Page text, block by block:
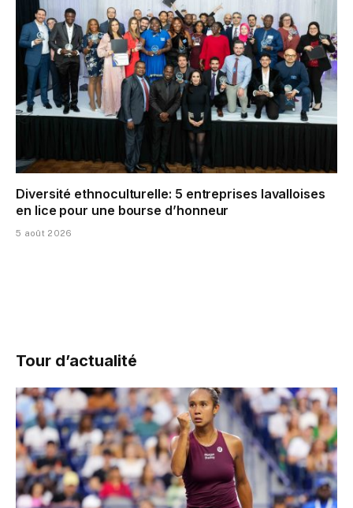
Diversité ethnoculturelle: 5 entreprises lavalloises
en lice pour une bourse d’honneur
5 août 2026
Tour d’actualité